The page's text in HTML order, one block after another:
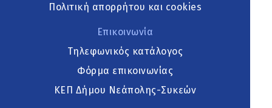
Πολιτική απορρήτου και cookies
Επικοινωνία
Τηλεφωνικός κατάλογος
Φόρμα επικοινωνίας
ΚΕΠ Δήμου Νεάπολης-Συκεών